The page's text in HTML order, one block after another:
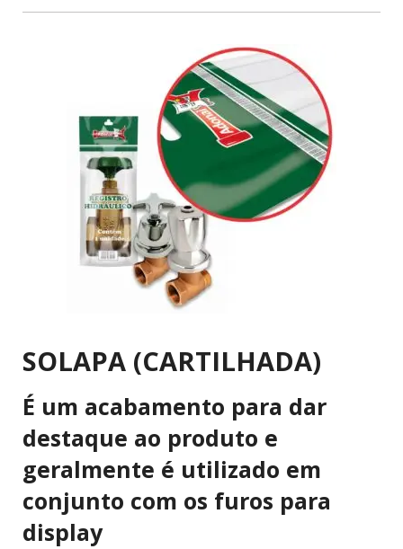
SOLAPA (CARTILHADA)
É um acabamento para dar
destaque ao produto e
geralmente é utilizado em
conjunto com os furos para
display